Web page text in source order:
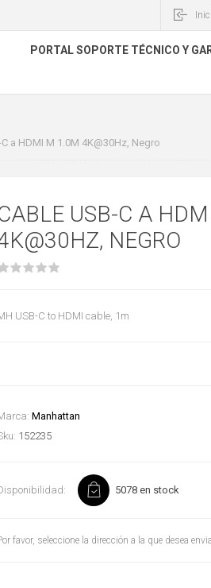
PORTAL SOPORTE TÉCNICO Y
a HDMI M 1.0M 4K@30Hz, Negro
USB-C A
NEGRO
USB-C to HDMI cable, 1m
Manhattan
152235
5078 en stock
favor, seleccione la dirección a la que desea